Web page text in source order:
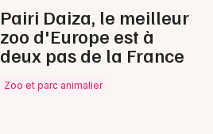
Pairi Daiza, le meilleur
zoo d'Europe est à
deux pas de la France
Zoo et parc animalier